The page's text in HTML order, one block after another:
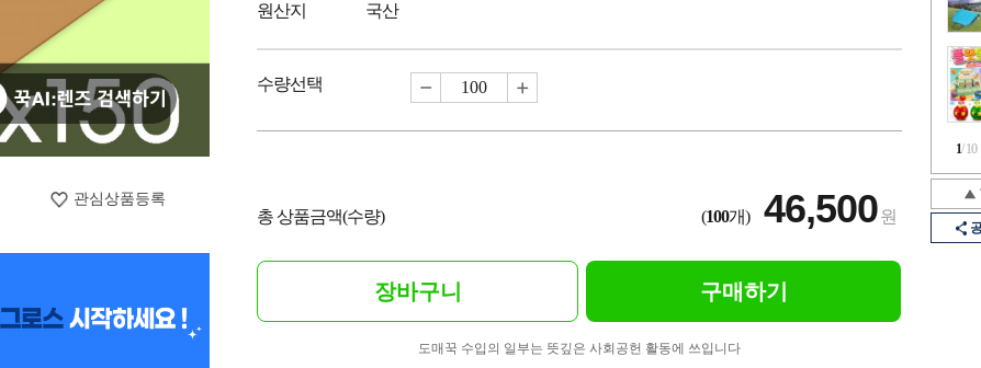
1/10
관심상품등록
원산지 국산
수량선택
총 상품금액(수량) (100개) 46,500원
장바구니 구매하기
도매꾹 수입의 일부는 뜻깊은 사회공헌 활동에 쓰입니다